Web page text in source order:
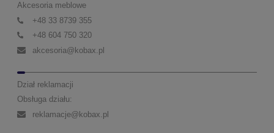
Akcesoria meblowe
+48 33 8739 355
+48 604 750 320
akcesoria@kobax.pl
Dział reklamacji
Obsługa działu:
reklamacje@kobax.pl